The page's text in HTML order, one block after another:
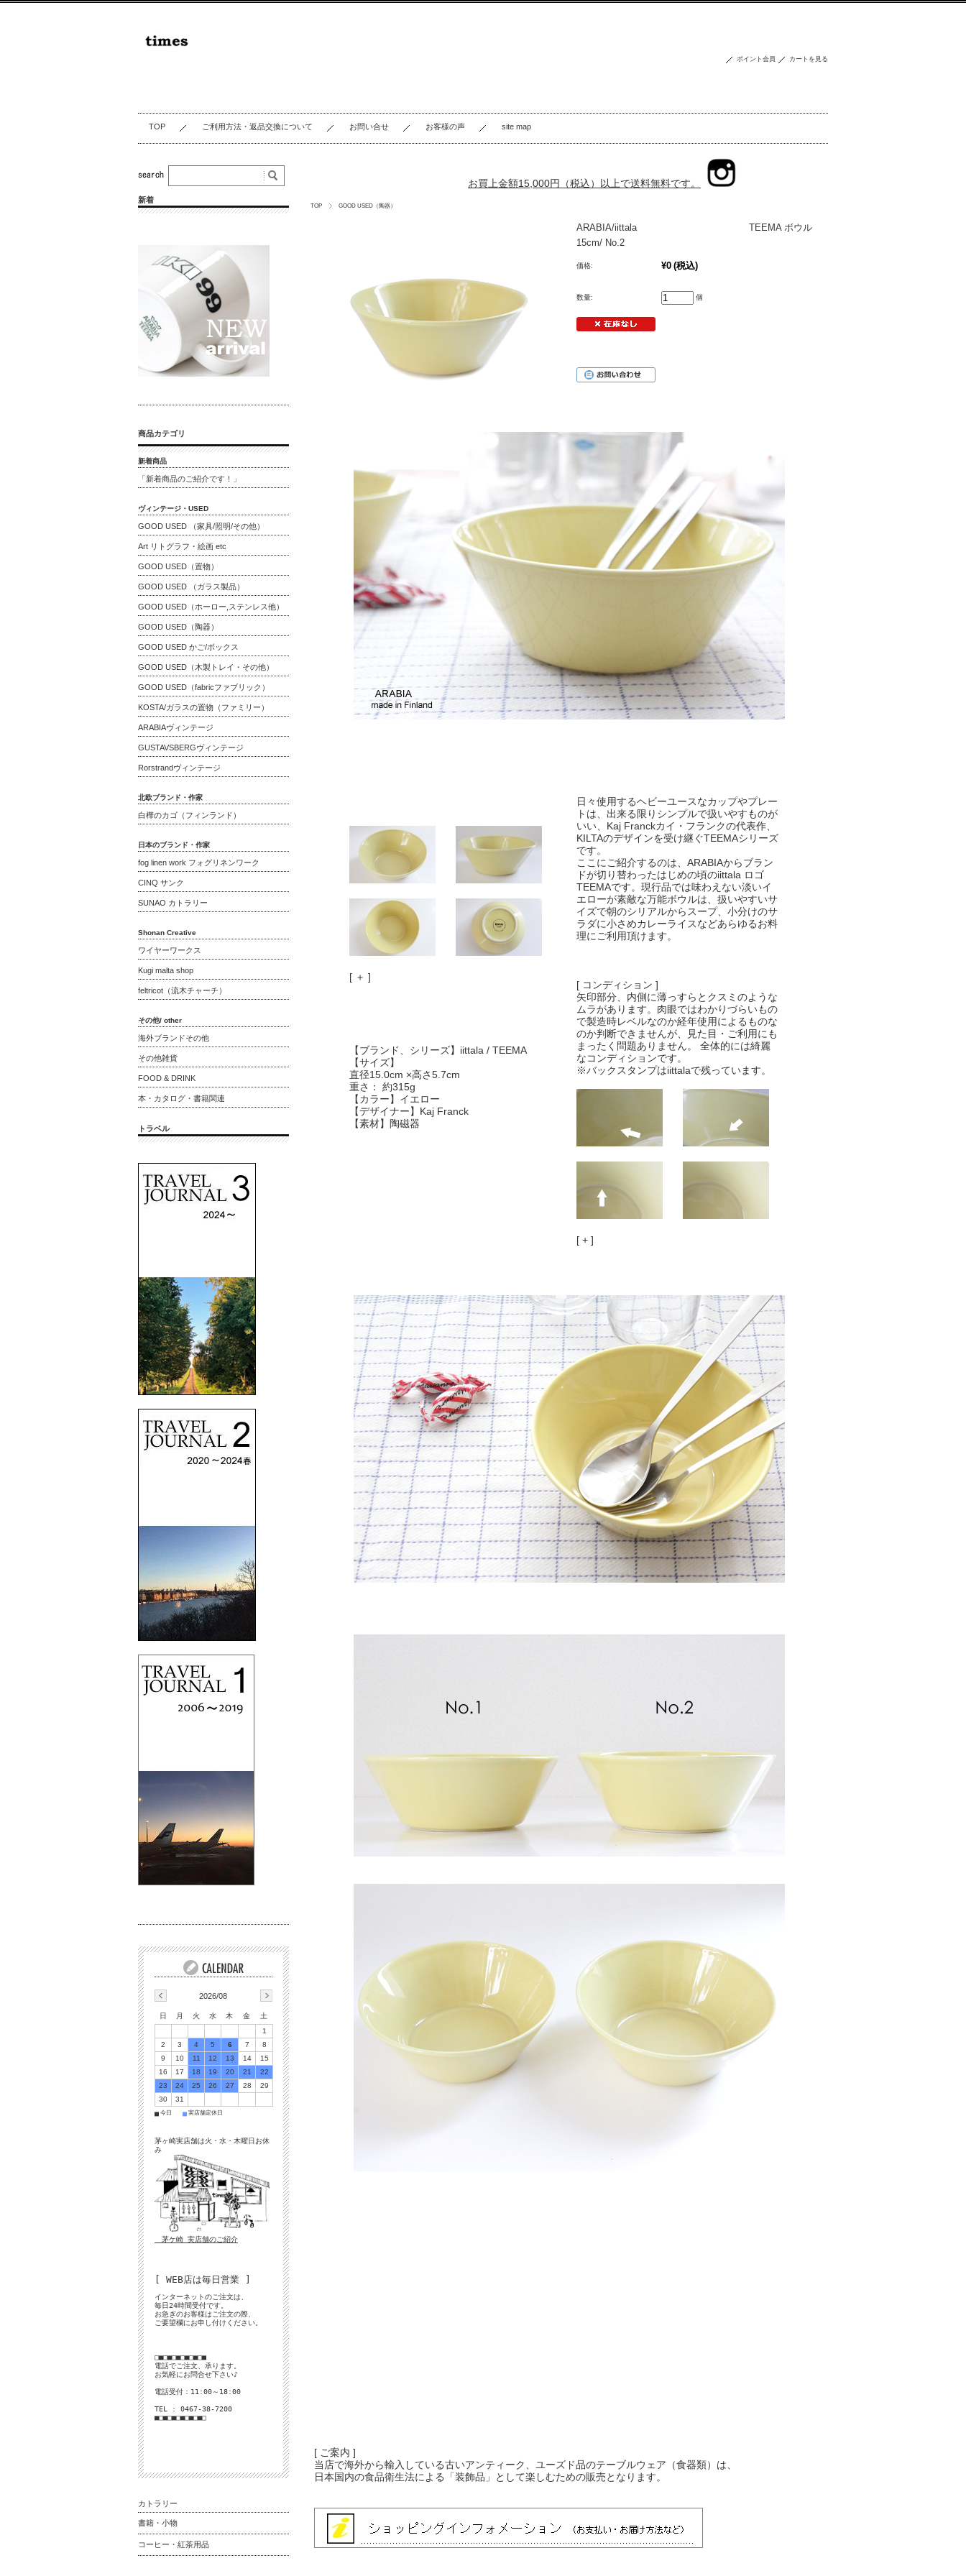
ポイント会員 カートを見る
TOP ご利用方法・返品交換について お問い合せ お客様の声 site map
お買上金額15,000円（税込）以上で送料無料です。
TOP GOOD USED（陶器）
ARABIA/iittala TEEMA ボウル
15cm/ No.2
価格: ¥0 (税込)
数量: 個
[ ＋ ]
【ブランド、シリーズ】iittala / TEEMA
【サイズ】
直径15.0cm ×高さ5.7cm
重さ： 約315g
【カラー】イエロー
【デザイナー】Kaj Franck
【素材】陶磁器
日々使用するヘビーユースなカップやプレー
トは、出来る限りシンプルで扱いやすものが
いい、Kaj Franckカイ・フランクの代表作、
KILTAのデザインを受け継ぐTEEMAシリーズ
です。
ここにご紹介するのは、ARABIAからブラン
ドが切り替わったはじめの頃のiittala ロゴ
TEEMAです。現行品では味わえない淡いイ
エローが素敵な万能ボウルは、扱いやすいサ
イズで朝のシリアルからスープ、小分けのサ
ラダに小さめカレーライスなどあらゆるお料
理にご利用頂けます。
[ コンディション ]
矢印部分、内側に薄っすらとクスミのような
ムラがあります。肉眼ではわかりづらいもの
で製造時レベルなのか経年使用によるものな
のか判断できませんが、見た目・ご利用にも
まったく問題ありません。 全体的には綺麗
なコンディションです。
※バックスタンプはiittalaで残っています。
[ + ]
[ ご案内 ]
当店で海外から輸入している古いアンティーク、ユーズド品のテーブルウェア（食器類）は、
日本国内の食品衛生法による「装飾品」として楽しむための販売となります。
新着
商品カテゴリ
新着商品
「新着商品のご紹介です！」
ヴィンテージ・USED
GOOD USED （家具/照明/その他）
Art リトグラフ・絵画 etc
GOOD USED（置物）
GOOD USED （ガラス製品）
GOOD USED（ホーロー,ステンレス他）
GOOD USED（陶器）
GOOD USED かご/ボックス
GOOD USED（木製トレイ・その他）
GOOD USED（fabricファブリック）
KOSTA/ガラスの置物（ファミリー）
ARABIAヴィンテージ
GUSTAVSBERGヴィンテージ
Rorstrandヴィンテージ
北欧ブランド・作家
白樺のカゴ（フィンランド）
日本のブランド・作家
fog linen work フォグリネンワーク
CINQ サンク
SUNAO カトラリー
Shonan Creative
ワイヤーワークス
Kugi malta shop
feltricot（流木チャーチ）
その他/ other
海外ブランドその他
その他雑貨
FOOD & DRINK
本・カタログ・書籍関連
トラベル
2026/08
日 月 火 水 木 金
土
1
2
3 4 5 6 7
8
9
10 11 12 13 14
15
16
17 18 19 20 21
22
23
24 25 26 27 28
29
30
31
■ 今日 ■ 実店舗定休日
茅ヶ崎実店舗は火・水・木曜日お休
み
茅ケ崎 実店舗のご紹介
[ WEB店は毎日営業 ]
インターネットのご注文は、
毎日24時間受付です。
お急ぎのお客様はご注文の際、
ご要望欄にお申し付けください。
□■□■□■□■□■□■
電話でご注文、承ります。
お気軽にお問合せ下さい♪
電話受付：11:00～18:00
TEL : 0467-38-7200
■□■□■□■□■□■□
カトラリー
書籍・小物
コーヒー・紅茶用品